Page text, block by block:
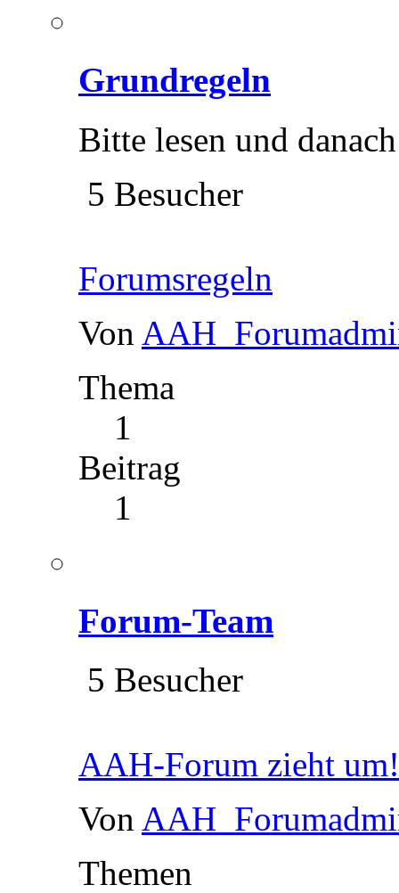
Grundregeln
Bitte lesen und
5 Besucher
Forumsregeln
Von
Thema
1
Beitrag
1
Forum-Team
5 Besucher
AAH-Forum zieht um!
Von
Themen